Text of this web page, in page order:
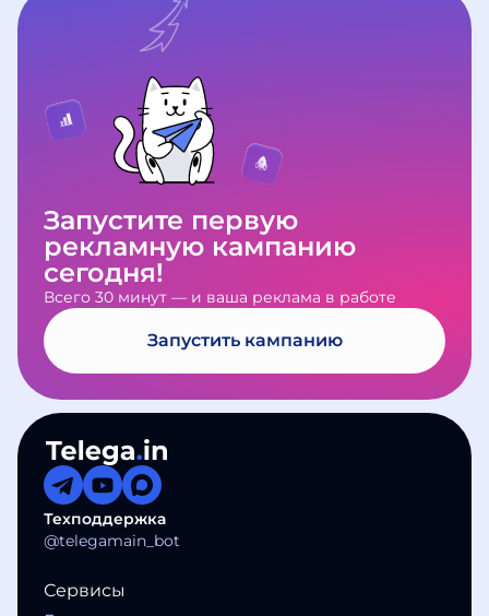
каналов и соберём статистику. По
итогам вы получите подробный
нарушениями, мы вернём деньги в
полном объёме.
обновления и полезные
материалы. Если возникнут
вопросы по работе сервиса,
напишите в
Telegram-бот
поддержки— мы всегда на связи.
Запустите первую
рекламную кампанию
сегодня!
Всего 30 минут — и ваша реклама в работе
Запустить кампанию
Техподдержка
@telegamain_bot
Сервисы